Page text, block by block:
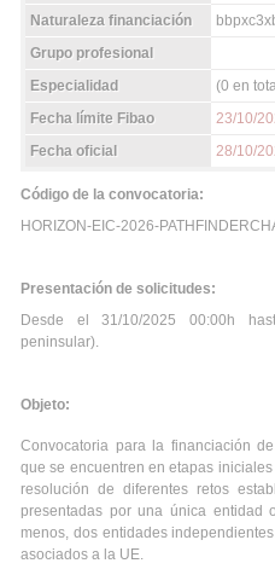
Naturaleza financiación
Grupo profesional
Especialidad
(0 en
Fecha límite Fibao
23/10/
Fecha oficial
28/10/
Código de la convocatoria:
HORIZON-EIC-2026-
Presentación de solicitudes:
Desde el 31/10/2025 00:00h
peninsular).
Objeto:
Convocatoria para la financiación
que se encuentren en etapas
resolución de diferentes retos
presentadas por una única entidad
menos, dos entidades
asociados a la UE.